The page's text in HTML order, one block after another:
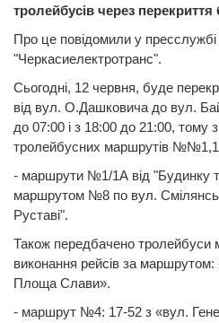
тролейбусів через
Про це повідомили у
"Черкасиелектротранс".
Сьогодні, 12 червня, буде
від вул. О.Дашковича до вул.
до 07:00 і з 18:00 до 21:00, тому
тролейбусних маршрутів
- маршрути №1/1А від "Будинку
маршрутом №8 по вул.
Руставі".
Також передбачено
виконання рейсів за маршрутом:
Площа Слави».
- маршрут №4: 17-52 з «вул.